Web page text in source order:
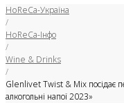
HoReCa-Україна
/
HoReCa-Інфо
/
Wine & Drinks
/
Glenlivet Twist & Mix посідає
алкогольні напої 2023»